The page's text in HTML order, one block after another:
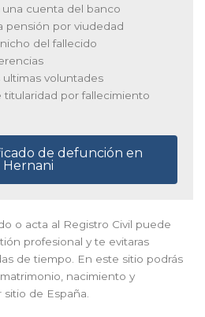
una cuenta del banco
pensión por viudedad
del fallecido
ultimas voluntades
titularidad por fallecimiento
de defunción en
Hernani
o acta al Registro Civil puede
profesional y te evitaras
de tiempo. En este sitio podrás
nacimiento y
de España.